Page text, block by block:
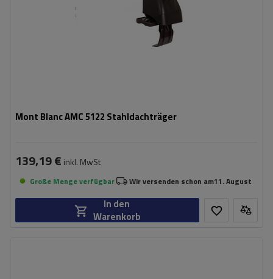
Mont Blanc AMC 5122 Stahldachträger
139,19 € inkl. MwSt
Große Menge verfügbar Wir versenden schon am11. August
In den
Warenkorb